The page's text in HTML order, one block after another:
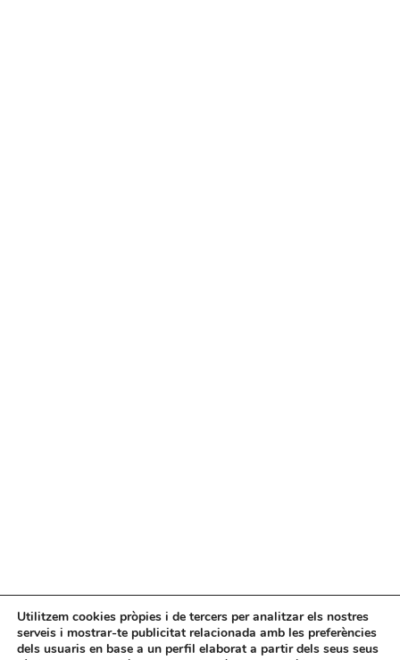
Utilitzem cookies pròpies i de tercers per analitzar els nostres
serveis i mostrar-te publicitat relacionada amb les preferències
dels usuaris en base a un perfil elaborat a partir dels seus seus